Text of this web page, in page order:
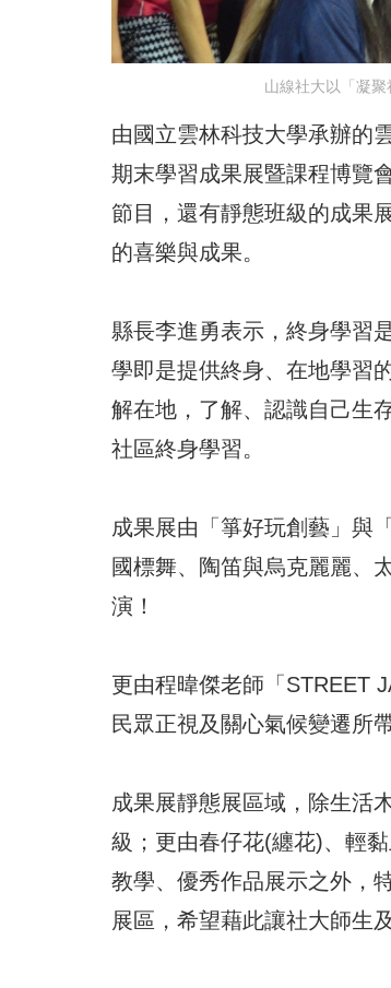
山線社大以「凝
由國立雲林科技大學承辦的
期末學習成果展暨課程博覽
節目，還有靜態班級的成果
的喜樂與成果。
縣長李進勇表示，終身學習
學即是提供終身、在地學習
解在地，了解、認識自己生
社區終身學習。
成果展由「箏好玩創藝」與
國標舞、陶笛與烏克麗麗、
演！
更由程暐傑老師「STREET
民眾正視及關心氣候變遷所
成果展靜態展區域，除生活
級；更由春仔花(纏花)、輕
教學、優秀作品展示之外，
展區，希望藉此讓社大師生